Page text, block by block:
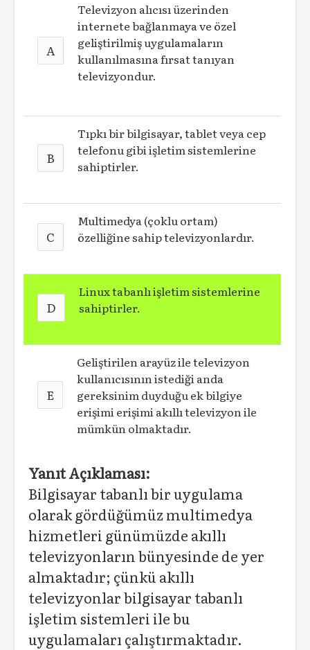
A
Televizyon alıcısı üzerinden
internete bağlanmaya ve özel
geliştirilmiş uygulamaların
kullanılmasına fırsat tanıyan
televizyondur.
B
Tıpkı bir bilgisayar, tablet veya cep
telefonu gibi işletim sistemlerine
sahiptirler.
C
Multimedya (çoklu ortam)
özelliğine sahip televizyonlardır.
D
Linux tabanlı işletim sistemlerine
sahiptirler.
E
Geliştirilen arayüz ile televizyon
kullanıcısının istediği anda
gereksinim duyduğu ek bilgiye
erişimi erişimi akıllı televizyon ile
mümkün olmaktadır.
Yanıt Açıklaması:
Bilgisayar tabanlı bir uygulama
olarak gördüğümüz multimedya
hizmetleri günümüzde akıllı
televizyonların bünyesinde de yer
almaktadır; çünkü akıllı
televizyonlar bilgisayar tabanlı
işletim sistemleri ile bu
uygulamaları çalıştırmaktadır.